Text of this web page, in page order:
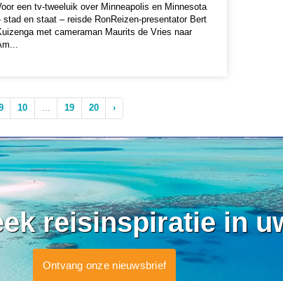
een tv-tweeluik over Minneapolis en Minnesota
stad en staat – reisde RonReizen-presentator Bert
met cameraman Maurits de Vries naar
10 ... 19 20 ›
reisinspiratie in
Ontvang onze nieuwsbrief